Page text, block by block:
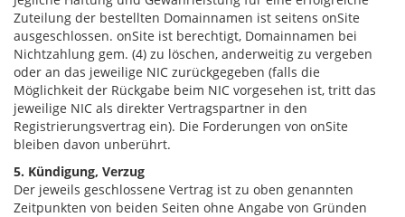
Zuteilung der bestellten Domainnamen ist seitens onSite
ausgeschlossen. onSite ist berechtigt, Domainnamen bei
Nichtzahlung gem. (4) zu löschen, anderweitig zu vergeben
oder an das jeweilige NIC zurückgegeben (falls die
Möglichkeit der Rückgabe beim NIC vorgesehen ist, tritt das
jeweilige NIC als direkter Vertragspartner in den
Registrierungsvertrag ein). Die Forderungen von onSite
bleiben davon unberührt.
5. Kündigung, Verzug
Der jeweils geschlossene Vertrag ist zu oben genannten
Zeitpunkten von beiden Seiten ohne Angabe von Gründen